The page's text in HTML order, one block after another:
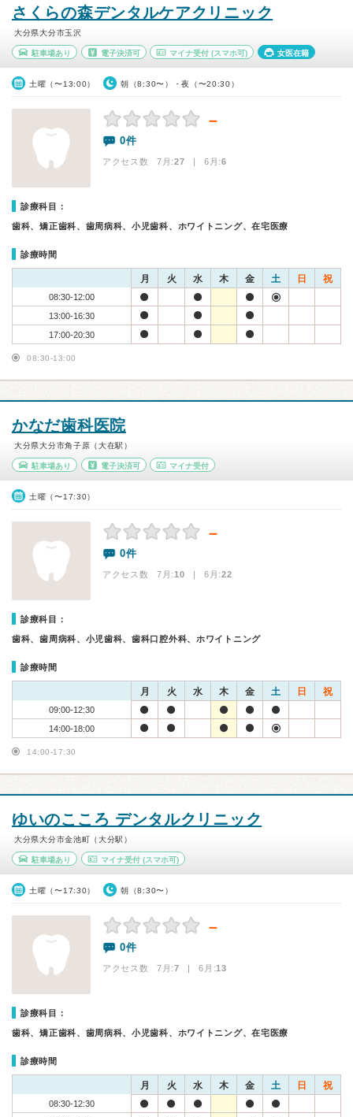
さくらの森デンタルケアクリニック
大分県大分市玉沢
駐車場あり 電子決済可 マイナ受付 (スマホ可) 女医在籍
土曜（〜13:00） 朝（8:30〜）・夜（〜20:30）
－
0件
アクセス数 7月:27 | 6月:6
診療科目：
歯科、矯正歯科、歯周病科、小児歯科、ホワイトニング、在宅医療
診療時間
月 火 水 木 金 土 日 祝
08:30-12:00
13:00-16:30
17:00-20:30
08:30-13:00
かなだ歯科医院
大分県大分市角子原（大在駅）
駐車場あり 電子決済可 マイナ受付
土曜（〜17:30）
－
0件
アクセス数 7月:10 | 6月:22
診療科目：
歯科、歯周病科、小児歯科、歯科口腔外科、ホワイトニング
診療時間
月 火 水 木 金 土 日 祝
09:00-12:30
14:00-18:00
14:00-17:30
ゆいのこころ デンタルクリニック
大分県大分市金池町（大分駅）
駐車場あり マイナ受付(スマホ可)
土曜（〜17:30） 朝（8:30〜）
－
0件
アクセス数 7月:7 | 6月:13
診療科目：
歯科、矯正歯科、歯周病科、小児歯科、ホワイトニング、在宅医療
診療時間
月 火 水 木 金 土 日 祝
08:30-12:30